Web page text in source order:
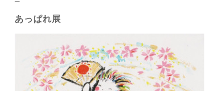
あっぱれ展